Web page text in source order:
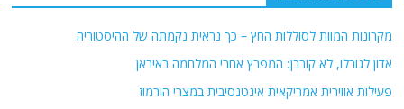
מקרונות המוות לסוללות החץ – כך נראית נקמתה של ההיסטוריה
אדון לגורלו, לא קורבן: המפרץ אחרי המלחמה באיראן
פעילות אווירית אמריקאית אינטנסיבית במצרי הורמוז